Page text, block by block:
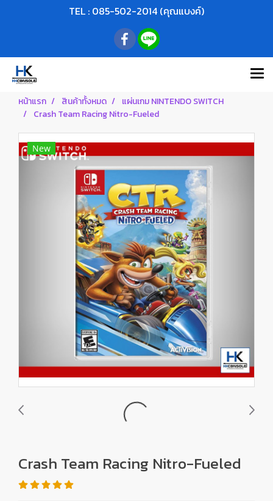
TEL : 085-502-2014 (คุณแบงค์)
หน้าแรก สินค้าทั้งหมด
แผ่นเกม NINTENDO SWITCH
Crash Team Racing Nitro-Fueled
New
Crash Team Racing Nitro-Fueled